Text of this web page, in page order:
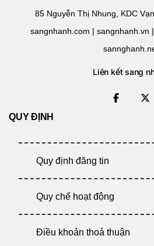
85 Nguyễn Thị Nhung, KDC
sangnhanh.com | sangnhanh.vn
Liên kết sang
QUY ĐỊNH
Quy định đăng tin
Quy chế hoạt động
Điều khoản thoả thuận